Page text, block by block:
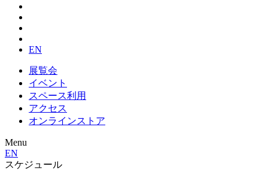
EN
展覧会
イベント
スペース利用
アクセス
オンラインストア
Menu
EN
スケジュール